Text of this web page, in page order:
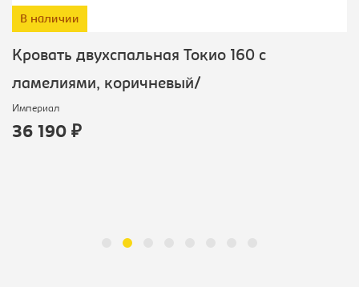
В наличии
Кровать двухспальная Токио 160 с
ламелиями, коричневый/
Империал
36 190 ₽